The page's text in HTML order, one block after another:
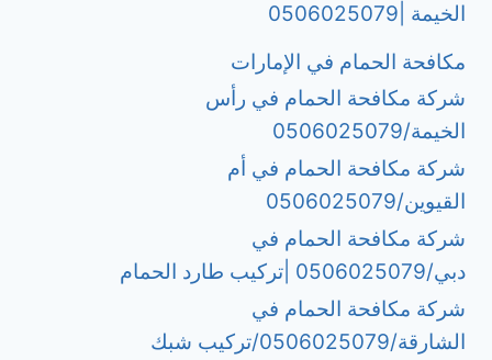
الخيمة |0506025079
مكافحة الحمام في الإمارات
شركة مكافحة الحمام في رأس
الخيمة/0506025079
شركة مكافحة الحمام في أم
القيوين/0506025079
شركة مكافحة الحمام في
دبي/0506025079 |تركيب طارد الحمام
شركة مكافحة الحمام في
الشارقة/0506025079/تركيب شبك